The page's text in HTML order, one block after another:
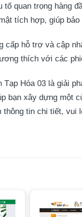
tố quan trọng hàng
tích hợp, giúp
cấp hỗ trợ và cập
thích với các
Tạp Hóa 03 là giải
bạn xây dựng một
thông tin chi tiết, vui